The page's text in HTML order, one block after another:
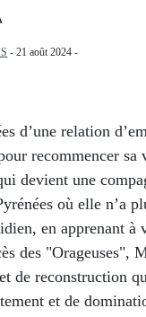
- 21 août 2024 -
d’une relation
recommencer
devient une
où elle n’a
en apprenant à
des "Orageuses",
de reconstruction
et de